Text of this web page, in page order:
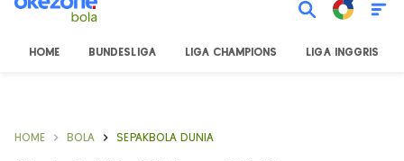
HOME BUNDESLIGA LIGA CHAMPIONS LIGA INGGRIS
HOME BOLA SEPAKBOLA DUNIA